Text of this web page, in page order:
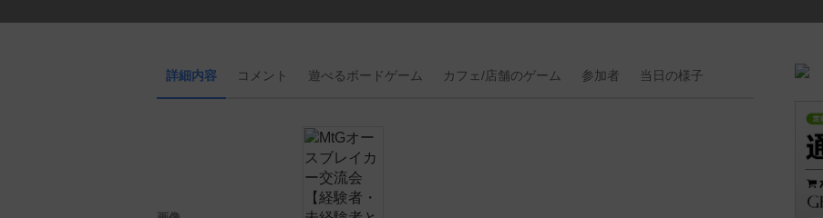
詳細内容 コメント 遊べるボードゲーム カフェ/店舗のゲーム 参加者 当日の様子